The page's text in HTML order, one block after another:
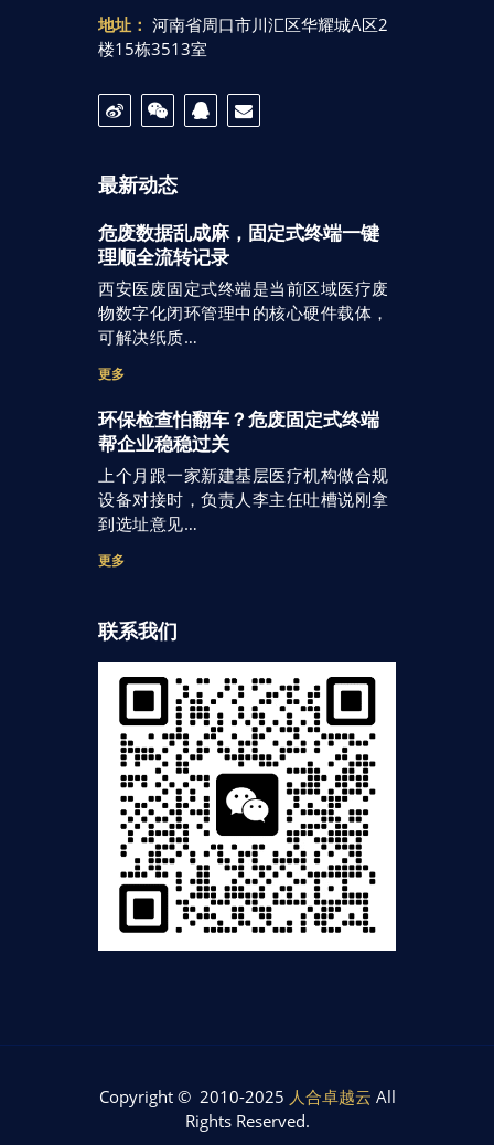
地址： 河南省周口市川汇区华耀城A区2
楼15栋3513室
最新动态
危废数据乱成麻，固定式终端一键
理顺全流转记录
西安医废固定式终端是当前区域医疗废
物数字化闭环管理中的核心硬件载体，
可解决纸质…
更多
环保检查怕翻车？危废固定式终端
帮企业稳稳过关
上个月跟一家新建基层医疗机构做合规
设备对接时，负责人李主任吐槽说刚拿
到选址意见…
更多
联系我们
Copyright © 2010-2025 人合卓越云 All
Rights Reserved.